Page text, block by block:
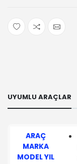
UYUMLU ARAÇLAR
ARAÇ
MARKA
MODEL YIL